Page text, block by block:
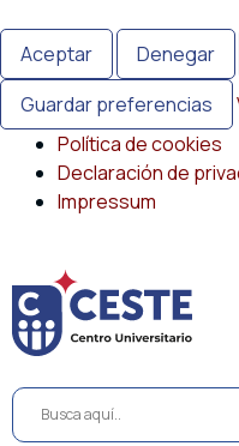
Aceptar Denegar
Guardar preferencias
Política de cookies
Declaración de
Impressum
al
contenido